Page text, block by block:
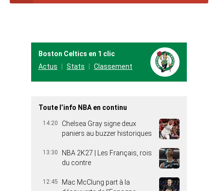
Boston Celtics en 1 clic
Actus
Stats Classement
Toute l’info NBA en continu
14:20
Chelsea Gray signe deux
paniers au buzzer historiques
13:30
NBA 2K27 | Les Français, rois
du contre
12:45
Mac McClung part à la